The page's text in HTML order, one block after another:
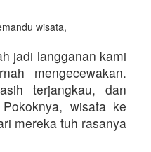
wisata,
jadi langganan kami
mengecewakan.
terjangkau, dan
wisata ke
mereka tuh rasanya